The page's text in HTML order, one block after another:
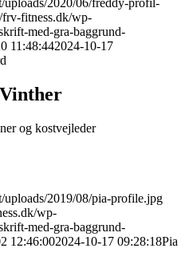
uploads/2020/06/freddy-profil-
frv-fitness.dk/wp-
med-gra-baggrund-
11:48:442024-10-17
og kostvejleder
2019/08/pia-profile.jpg
wp-
med-gra-baggrund-
12:46:002024-10-17 09:28:18Pia